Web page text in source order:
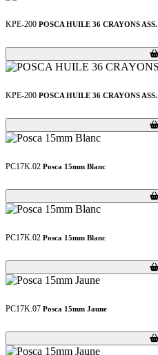
KPE-200 POSCA HUILE 36 CRAYONS ASS.
Loading...
Loading...
KPE-200 POSCA HUILE 36 CRAYONS ASS.
Loading...
Loading...
PC17K.02 Posca 15mm Blanc
Loading...
Loading...
PC17K.02 Posca 15mm Blanc
Loading...
Loading...
PC17K.07 Posca 15mm Jaune
Loading...
Loading...